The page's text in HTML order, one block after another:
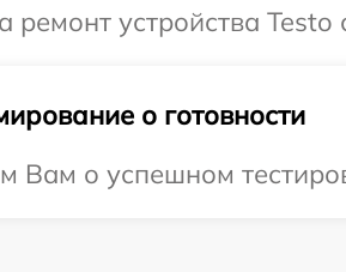
ремонт устройства
о готовности
о успешном